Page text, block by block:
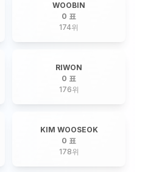
WOOBIN
0 표
174위
RIWON
0 표
176위
KIM WOOSEOK
0 표
178위